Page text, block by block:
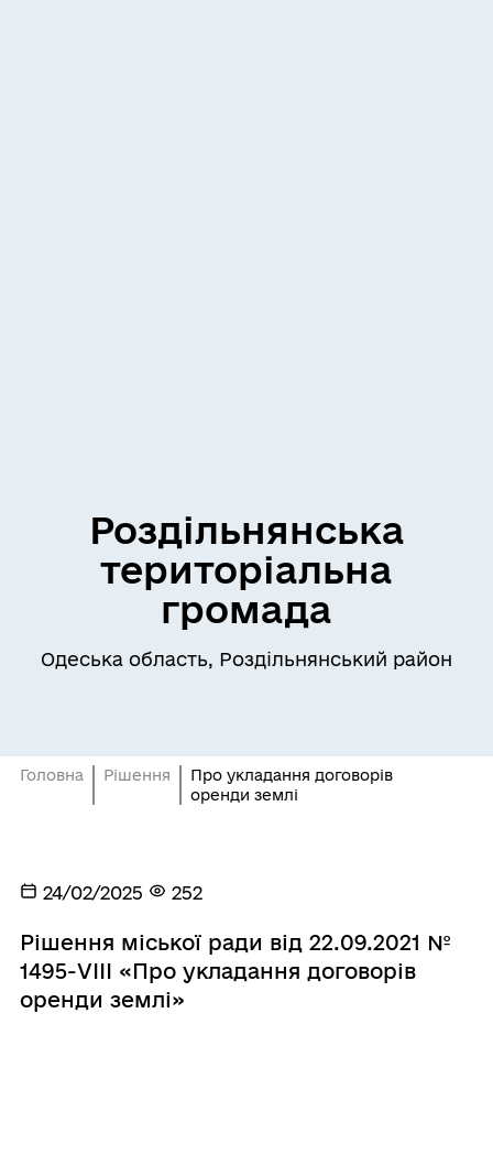
Роздільнянська
територіальна
громада
Одеська область, Роздільнянський район
Головна Рішення
Про укладання договорів
оренди землі
24/02/2025 252
Рішення міської ради від 22.09.2021 №
1495-VIІІ «Про укладання договорів
оренди землі»